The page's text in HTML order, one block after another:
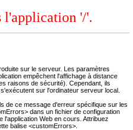
l'application '/'.
sur le serveur. Les paramètres
empêchent l'affichage à distance
raisons de sécurité). Cependant, ils
sur l'ordinateur serveur local.
de ce message d'erreur spécifique sur les
dans un fichier de configuration
l'application Web en cours. Attribuez
balise <customErrors>.